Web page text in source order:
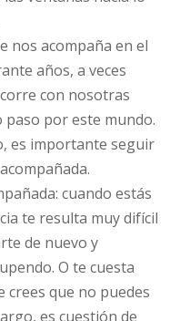
nos acompaña en el
años, a veces
con nosotras
por este mundo.
es importante seguir
cuando estás
te resulta muy difícil
de nuevo y
O te cuesta
que no puedes
es cuestión de